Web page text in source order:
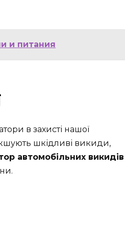
и питания
в захисті нашої
шкідливі викиди,
автомобільних викидів